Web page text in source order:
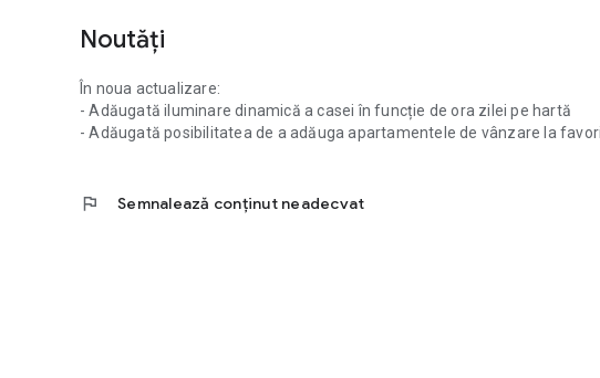
Noutăți
În noua actualizare:
- Adăugată iluminare dinamică a casei în funcție de ora zilei pe hartă
- Adăugată posibilitatea de a adăuga apartamentele de vânzare la
flag Semnalează conținut neadecvat